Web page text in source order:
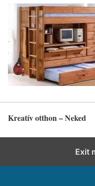
Kreatív otthon – Neked
Exit